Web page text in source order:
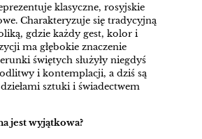
klasyczne, rosyjskie
Charakteryzuje się tradycyjną
gdzie każdy gest, kolor i
ma głębokie znaczenie
świętych służyły niegdyś
i kontemplacji, a dziś są
sztuki i świadectwem
jest wyjątkowa?